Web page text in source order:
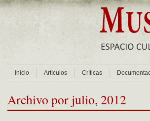
Inicio Artículos Críticas
Archivo por julio, 2012